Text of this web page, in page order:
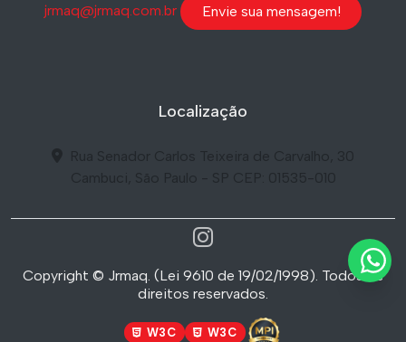
jrmaq@jrmaq.com.br Envie sua mensagem!
Localização
Rua Senador Carlos Teixeira de Carvalho, 30
Cambuci, São Paulo - SP CEP: 01535-010
Copyright © Jrmaq. (Lei 9610 de 19/02/1998). Todos os
direitos reservados.
W3C W3C